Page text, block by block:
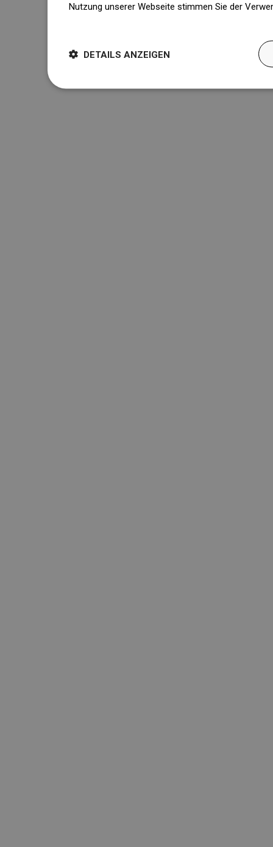
Nutzung unserer Webseite stimmen Sie der
DETAILS ANZEIGEN